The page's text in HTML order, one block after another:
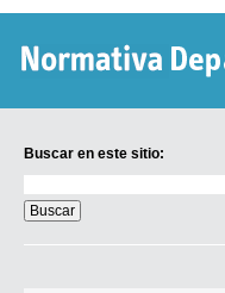
Buscar en este sitio:
en
este
sitio: